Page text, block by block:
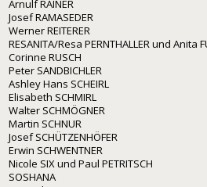
Arnulf RAINER
Josef RAMASEDER
Werner REITERER
RESANITA/Resa PERNTHALLER und Anita
Corinne RUSCH
Peter SANDBICHLER
Ashley Hans SCHEIRL
Elisabeth SCHMIRL
Walter SCHMÖGNER
Martin SCHNUR
Josef SCHÜTZENHÖFER
Erwin SCHWENTNER
Nicole SIX und Paul PETRITSCH
SOSHANA